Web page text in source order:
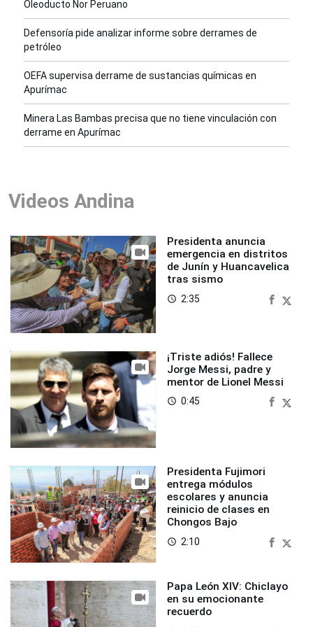
Oleoducto Nor Peruano
Defensoría pide analizar informe sobre derrames de
petróleo
OEFA supervisa derrame de sustancias químicas en
Apurímac
Minera Las Bambas precisa que no tiene vinculación con
derrame en Apurímac
Videos Andina
Presidenta anuncia
emergencia en distritos
de Junín y Huancavelica
tras sismo
access_time 2:35
¡Triste adiós! Fallece
Jorge Messi, padre y
mentor de Lionel Messi
access_time 0:45
Presidenta Fujimori
entrega módulos
escolares y anuncia
reinicio de clases en
Chongos Bajo
access_time 2:10
Papa León XIV: Chiclayo
en su emocionante
recuerdo